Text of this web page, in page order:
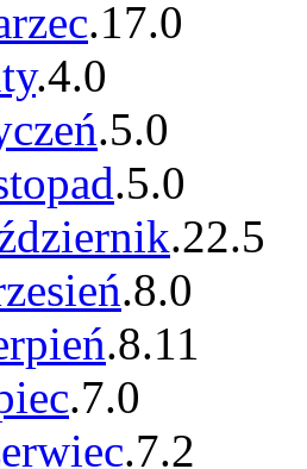
.17.0
.4.0
.5.0
.5.0
.22.5
.8.0
.8.11
.7.0
.7.2